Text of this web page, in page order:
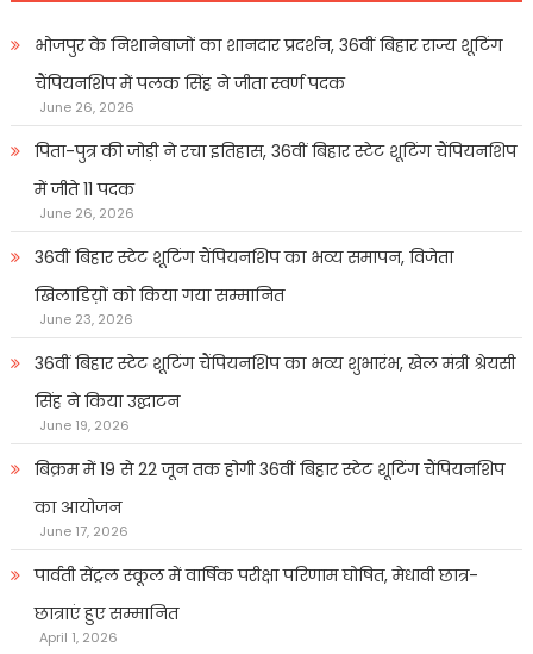
भोजपुर के निशानेबाजों का शानदार प्रदर्शन, 36वीं बिहार राज्य शूटिंग
चैंपियनशिप में पलक सिंह ने जीता स्वर्ण पदक
June 26, 2026
पिता-पुत्र की जोड़ी ने रचा इतिहास, 36वीं बिहार स्टेट शूटिंग चैंपियनशिप
में जीते 11 पदक
June 26, 2026
36वीं बिहार स्टेट शूटिंग चैंपियनशिप का भव्य समापन, विजेता
खिलाडिय़ों को किया गया सम्मानित
June 23, 2026
36वीं बिहार स्टेट शूटिंग चैंपियनशिप का भव्य शुभारंभ, खेल मंत्री श्रेयसी
सिंह ने किया उद्घाटन
June 19, 2026
बिक्रम में 19 से 22 जून तक होगी 36वीं बिहार स्टेट शूटिंग चैंपियनशिप
का आयोजन
June 17, 2026
पार्वती सेंट्रल स्कूल में वार्षिक परीक्षा परिणाम घोषित, मेधावी छात्र-
छात्राएं हुए सम्मानित
April 1, 2026